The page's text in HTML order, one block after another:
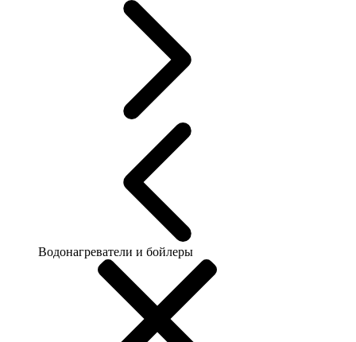
Водонагреватели и бойлеры